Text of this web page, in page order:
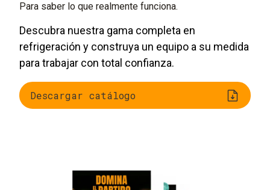
Para saber lo que realmente funciona.
Descubra nuestra gama completa en
refrigeración y construya un equipo a su medida
para trabajar con total confianza.
Descargar catálogo